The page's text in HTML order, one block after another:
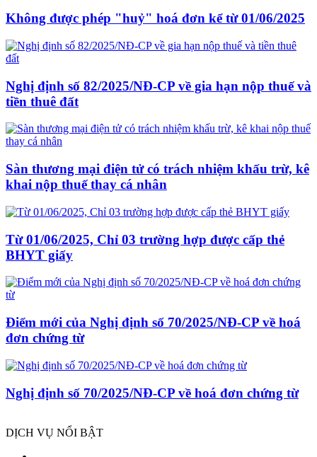
Không được phép "huỷ" hoá đơn kể từ 01/06/2025
Nghị định số 82/2025/NĐ-CP về gia hạn nộp thuế và
tiền thuê đất
Sàn thương mại điện tử có trách nhiệm khấu trừ, kê
khai nộp thuế thay cá nhân
Từ 01/06/2025, Chỉ 03 trường hợp được cấp thẻ
BHYT giấy
Điểm mới của Nghị định số 70/2025/NĐ-CP về hoá
đơn chứng từ
Nghị định số 70/2025/NĐ-CP về hoá đơn chứng từ
DỊCH VỤ NỔI BẬT